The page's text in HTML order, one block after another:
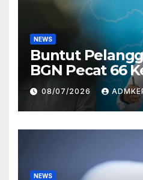
NEWS
Buntut
BGN Pecat 66
MBG dan
08/07/2026
NEWS